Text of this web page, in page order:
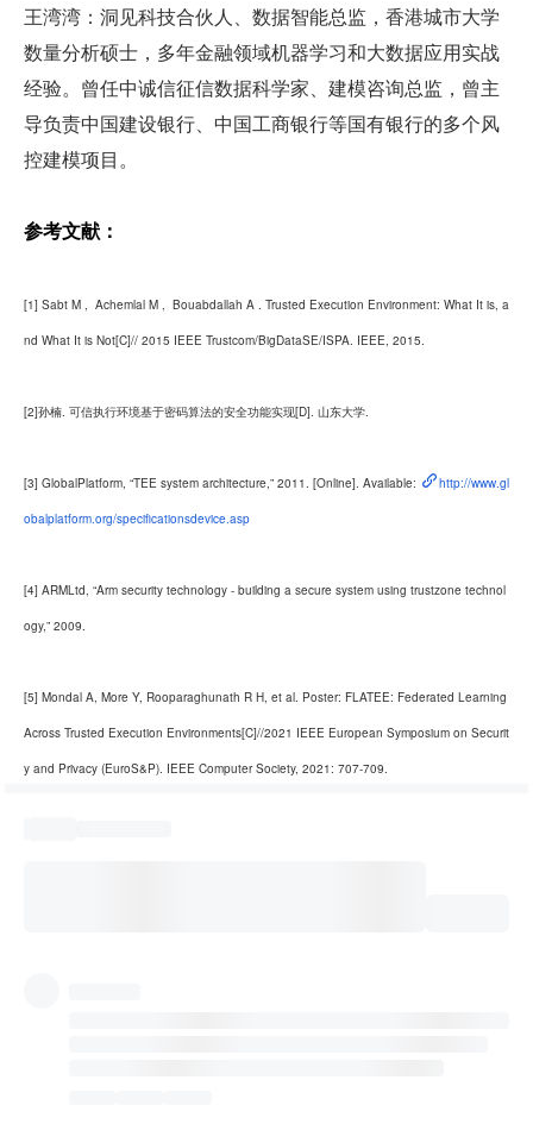
王湾湾：洞见科技合伙人、数据智能总监，香港城市大学
数量分析硕士，多年金融领域机器学习和大数据应用实战
经验。曾任中诚信征信数据科学家、建模咨询总监，曾主
导负责中国建设银行、中国工商银行等国有银行的多个风
控建模项目。
参考文献：
[1] Sabt M ,  Achemlal M ,  Bouabdallah A . Trusted Execution Environment: What It is, a
nd What It is Not[C]// 2015 IEEE Trustcom/BigDataSE/ISPA. IEEE, 2015.
[2]孙楠. 可信执行环境基于密码算法的安全功能实现[D]. 山东大学.
[3] GlobalPlatform, “TEE system architecture,” 2011. [Online]. Available: http://www.gl
obalplatform.org/specificationsdevice.asp
[4] ARMLtd, “Arm security technology - building a secure system using trustzone technol
ogy,” 2009.
[5] Mondal A, More Y, Rooparaghunath R H, et al. Poster: FLATEE: Federated Learning
Across Trusted Execution Environments[C]//2021 IEEE European Symposium on Securit
y and Privacy (EuroS&P). IEEE Computer Society, 2021: 707-709.